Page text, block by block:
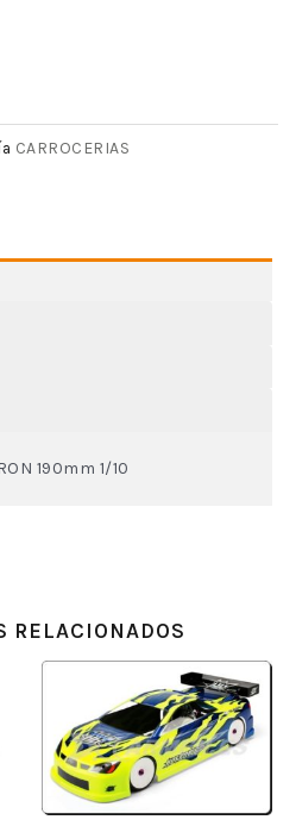
CARROCERIAS
190mm 1/10
RELACIONADOS